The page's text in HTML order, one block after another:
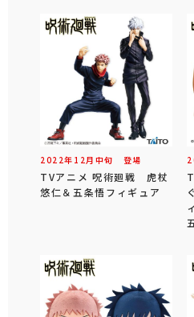
2022年 12 月 中旬 登場
TVアニメ 呪術廻戦 虎杖
悠仁＆五条悟フィギュア